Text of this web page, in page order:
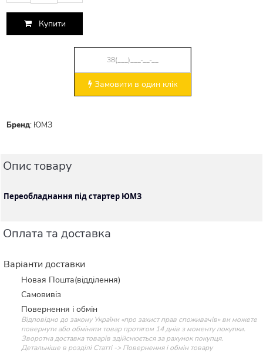
Купити
Замовити в один клік
Бренд: ЮМЗ
Опис товару
Переобладнання під стартер ЮМЗ
Оплата та доставка
Варіанти доставки
Новая Пошта(відділення)
Самовивіз
Повернення і обмін
Відповідно до закону України «про захист прав споживачів» ви можете
повернути або обміняти товар протягом 14 днів з моменту покупки.
Зворотна доставка товарів здійснюється за рахунок покупця.
Детальніше в розділі Статті -> Повернення і обмін товару